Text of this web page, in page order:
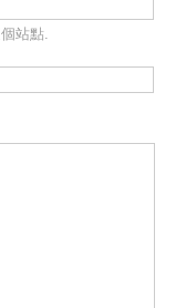
站點.